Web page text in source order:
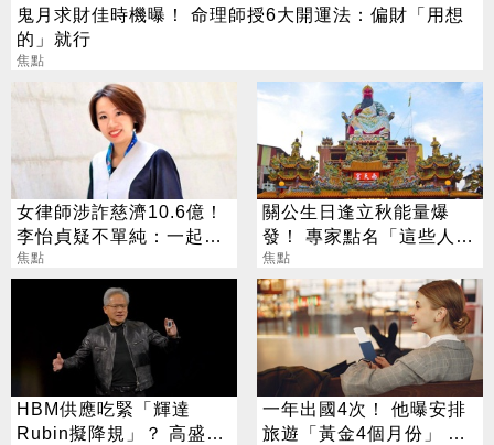
鬼月求財佳時機曝！ 命理師授6大開運法：偏財「用想
的」就行
焦點
女律師涉詐慈濟10.6億！
李怡貞疑不單純：一起洗
錢？
焦點
關公生日逢立秋能量爆
發！ 專家點名「這些人」
別亂拜
焦點
HBM供應吃緊「輝達
Rubin擬降規」？ 高盛反
一年出國4次！ 他曝安排
旅遊「黃金4個月份」 卡